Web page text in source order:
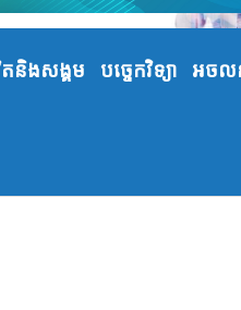
តនិងសង្គម បច្ចេកវិទ្យា អចល